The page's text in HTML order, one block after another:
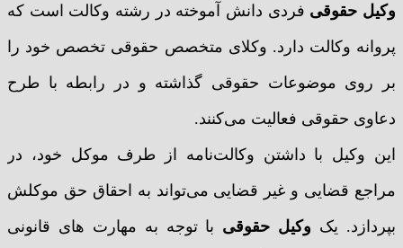
وکیل حقوقی فردی دانش آموخته در رشته وکالت است که
پروانه وکالت دارد. وکلای متخصص حقوقی تخصص خود را
بر روی موضوعات حقوقی گذاشته و در رابطه با طرح
دعاوی حقوقی فعالیت می‌کنند.
این وکیل با داشتن وکالت‌نامه از طرف موکل خود، در
مراجع قضایی و غیر قضایی می‌تواند به احقاق حق موکلش
بپردازد. یک وکیل حقوقی با توجه به مهارت های قانونی